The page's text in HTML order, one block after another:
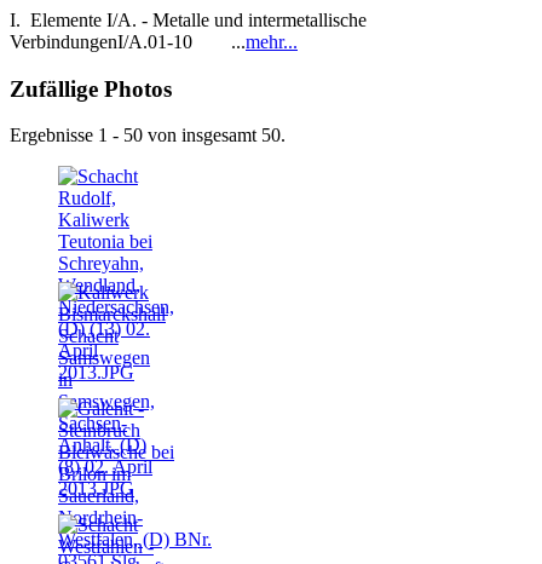
I. Elemente I/A. - Metalle und intermetallische
VerbindungenI/A.01-10 ...mehr...
Zufällige Photos
Ergebnisse 1 - 50 von insgesamt 50.